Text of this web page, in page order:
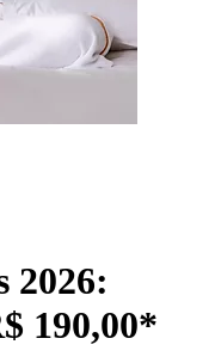
2026:
190,00*